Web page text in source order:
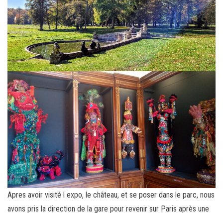
Apres avoir visité l expo, le château, et se poser dans le parc, nous
avons pris la direction de la gare pour revenir sur Paris après une